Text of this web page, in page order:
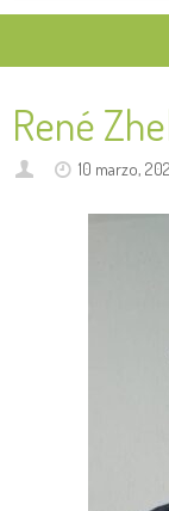
René
10 marzo,